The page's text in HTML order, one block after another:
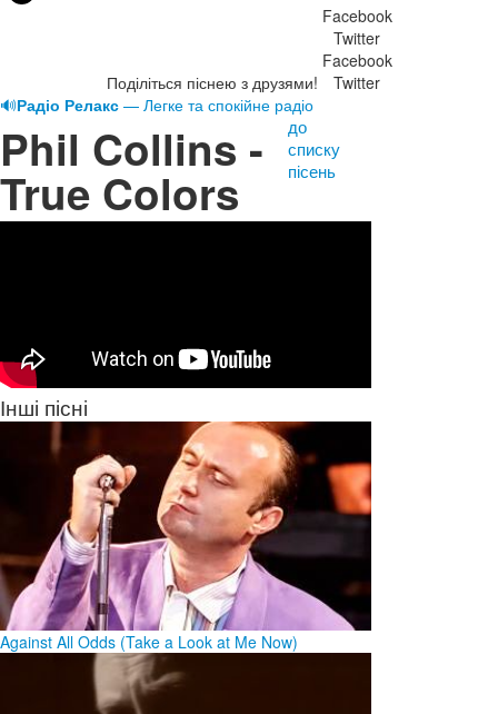
Поділіться піснею з друзями!
Facebook
Twitter
Facebook
Twitter
🔊Радіо Релакс — Легке та спокійне радіо
Phil Collins -
True Colors
до
списку
пісень
Інші пісні
Against All Odds (Take a Look at Me Now)